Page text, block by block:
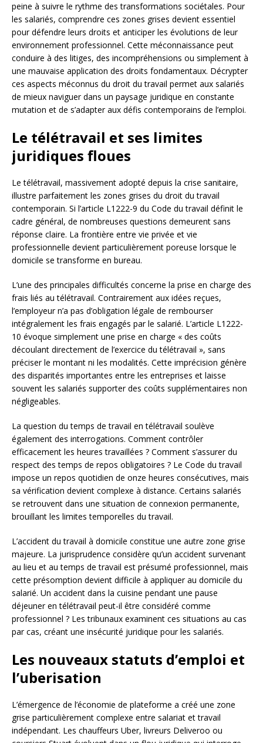
peine à suivre le rythme des transformations sociétales. Pour
les salariés, comprendre ces zones grises devient essentiel
pour défendre leurs droits et anticiper les évolutions de leur
environnement professionnel. Cette méconnaissance peut
conduire à des litiges, des incompréhensions ou simplement à
une mauvaise application des droits fondamentaux. Décrypter
ces aspects méconnus du droit du travail permet aux salariés
de mieux naviguer dans un paysage juridique en constante
mutation et de s’adapter aux défis contemporains de l’emploi.
Le télétravail et ses limites
juridiques floues
Le télétravail, massivement adopté depuis la crise sanitaire,
illustre parfaitement les zones grises du droit du travail
contemporain. Si l’article L1222-9 du Code du travail définit le
cadre général, de nombreuses questions demeurent sans
réponse claire. La frontière entre vie privée et vie
professionnelle devient particulièrement poreuse lorsque le
domicile se transforme en bureau.
L’une des principales difficultés concerne la prise en charge des
frais liés au télétravail. Contrairement aux idées reçues,
l’employeur n’a pas d’obligation légale de rembourser
intégralement les frais engagés par le salarié. L’article L1222-
10 évoque simplement une prise en charge « des coûts
découlant directement de l’exercice du télétravail », sans
préciser le montant ni les modalités. Cette imprécision génère
des disparités importantes entre les entreprises et laisse
souvent les salariés supporter des coûts supplémentaires non
négligeables.
La question du temps de travail en télétravail soulève
également des interrogations. Comment contrôler
efficacement les heures travaillées ? Comment s’assurer du
respect des temps de repos obligatoires ? Le Code du travail
impose un repos quotidien de onze heures consécutives, mais
sa vérification devient complexe à distance. Certains salariés
se retrouvent dans une situation de connexion permanente,
brouillant les limites temporelles du travail.
L’accident du travail à domicile constitue une autre zone grise
majeure. La jurisprudence considère qu’un accident survenant
au lieu et au temps de travail est présumé professionnel, mais
cette présomption devient difficile à appliquer au domicile du
salarié. Un accident dans la cuisine pendant une pause
déjeuner en télétravail peut-il être considéré comme
professionnel ? Les tribunaux examinent ces situations au cas
par cas, créant une insécurité juridique pour les salariés.
Les nouveaux statuts d’emploi et
l’uberisation
L’émergence de l’économie de plateforme a créé une zone
grise particulièrement complexe entre salariat et travail
indépendant. Les chauffeurs Uber, livreurs Deliveroo ou